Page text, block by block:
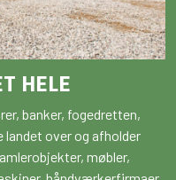
HELE
banker, fogedretten,
over og afholder
møbler,